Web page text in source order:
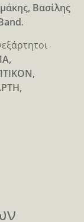
Βασίλης
.